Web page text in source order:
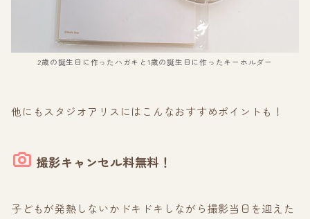
2歳の誕生日に作ったハガキと1歳の誕生日に作ったキーホルダー
他にもスタジオアリスにはこんなおすすめポイントも！
撮影キャンセル料無料！
子どもが発熱しないかドキドキしながら撮影当日を迎えた